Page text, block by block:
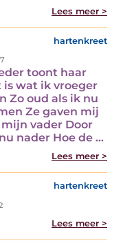
Lees meer >
hartenkreet
toont haar
is wat ik vroeger
Zo oud als ik nu
Ze gaven mij
vader Door
nader Hoe de ...
Lees meer >
hartenkreet
Lees meer >